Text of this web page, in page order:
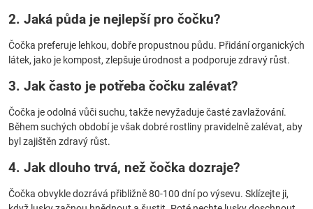
2. Jaká půda je nejlepší pro čočku?
Čočka preferuje lehkou, dobře propustnou půdu. Přidání organických
látek, jako je kompost, zlepšuje úrodnost a podporuje zdravý růst.
3. Jak často je potřeba čočku zalévat?
Čočka je odolná vůči suchu, takže nevyžaduje časté zavlažování.
Během suchých období je však dobré rostliny pravidelně zalévat, aby
byl zajištěn zdravý růst.
4. Jak dlouho trvá, než čočka dozraje?
Čočka obvykle dozrává přibližně 80-100 dní po výsevu. Sklízejte ji,